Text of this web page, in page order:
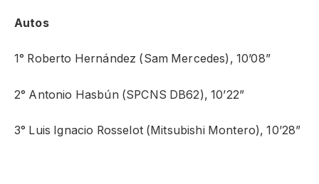
Autos
1° Roberto Hernández (Sam Mercedes), 10’08”
2° Antonio Hasbún (SPCNS DB62), 10’22”
3° Luis Ignacio Rosselot (Mitsubishi Montero), 10’28”